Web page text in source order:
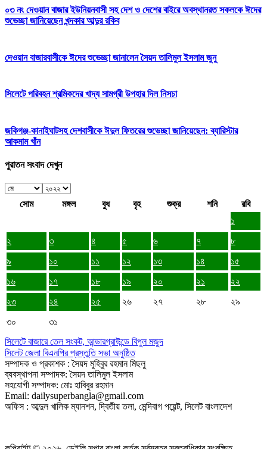
০৩ নং দেওয়ান বাজার ইউনিয়নবাসী সহ দেশ ও দেশের বাইরে অবস্থানরত সকলকে ঈদের
শুভেচ্ছা জানিয়েছেন খন্দকার আব্দুর রকিব
দেওয়ান বাজারবাসীকে ঈদের শুভেচ্ছা জানালেন সৈয়দ তালিমুল ইসলাম জুনু
সিলেটে পরিবহন শ্রমিকদের খাদ্য সামগ্রী উপহার দিল নিসচা
জকিগঞ্জ-কানাইঘাটসহ দেশবাসীকে ঈদুল ফিতরের শুভেচ্ছা জানিয়েছেন: ব্যারিস্টার
আকমাম খাঁন
পুরাতন সংবাদ দেখুন
সোম মঙ্গল বুধ বৃহ শুক্র শনি
রবি
১
২
৩ ৪ ৫ ৬ ৭
৮
৯
১০ ১১ ১২ ১৩ ১৪
১৫
১৬
১৭ ১৮ ১৯ ২০ ২১
২২
২৩
২৪ ২৫ ২৬ ২৭ ২৮
২৯
৩০
৩১
সিলেটে বাজারে তেল সংকট, আন্ডারগ্রাউন্ডে বিপুল মজুদ
সিলেট জেলা বিএনপির প্রস্তুতি সভা অনুষ্ঠিত
সম্পাদক ও প্রকাশক : সৈয়দ মুহিবুর রহমান মিছলু
ব্যবস্থাপনা সম্পাদক: সৈয়দ তালিমুল ইসলাম
সহযোগী সম্পাদক: মোঃ হাবিবুর রহমান
Email: dailysuperbangla@gmail.com
অফিস : আব্দুল খালিক ম্যানশন, দ্বিতীয় তলা, মেন্দিবাগ পয়েন্ট, সিলেট বাংলাদেশ